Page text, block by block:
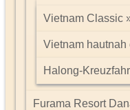
Vietnam Classic
Vietnam hautnah
Halong-
Furama Resort